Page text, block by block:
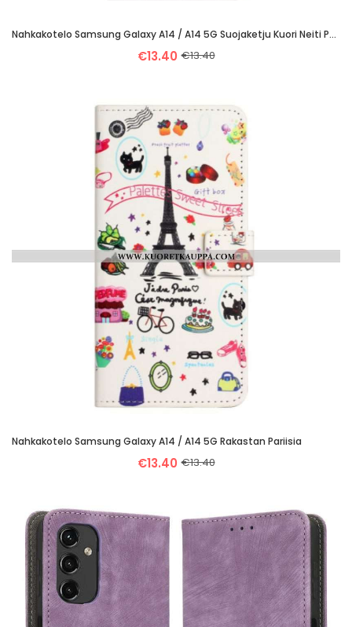
Nahkakotelo Samsung Galaxy A14 / A14 5G Suojaketju Kuori Neiti Pöllö Hihnalla
€13.40 €13.40
Nahkakotelo Samsung Galaxy A14 / A14 5G Rakastan Pariisia
€13.40 €13.40